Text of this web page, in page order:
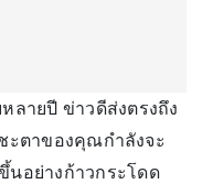
ลายปี ข่าวดีส่งตรงถึง
ะตาของคุณกำลังจะ
นอย่างก้าวกระโดด